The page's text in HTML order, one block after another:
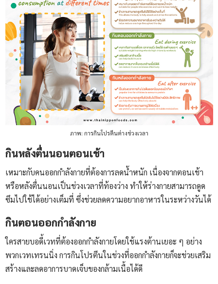
ภาพ: การกินโปรตีนต่างช่วงเวลา
กินหลังตื่นนอนตอนเช้า
เหมาะกับคนออกกำลังกายที่ต้องการลดน้ำหนัก เนื่องจากตอนเช้า
หรือหลังตื่นนอนเป็นช่วงเวลาที่ท้องว่าง ทำให้ร่างกายสามารถดูด
ซึมไปใช้ได้อย่างเต็มที่ ซึ่งช่วยลดความอยากอาหารในระหว่างวันได้
กินตอนออกกำลังกาย
ใครสายบอดี้เวทที่ต้องออกกำลังกายโดยใช้แรงต้านเยอะ ๆ อย่าง
พวกเวทเทรนนิ่ง การกินโปรตีนในช่วงที่ออกกำลังกายก็จะช่วยเสริม
สร้างและลดอาการบาดเจ็บของกล้ามเนื้อได้ดี